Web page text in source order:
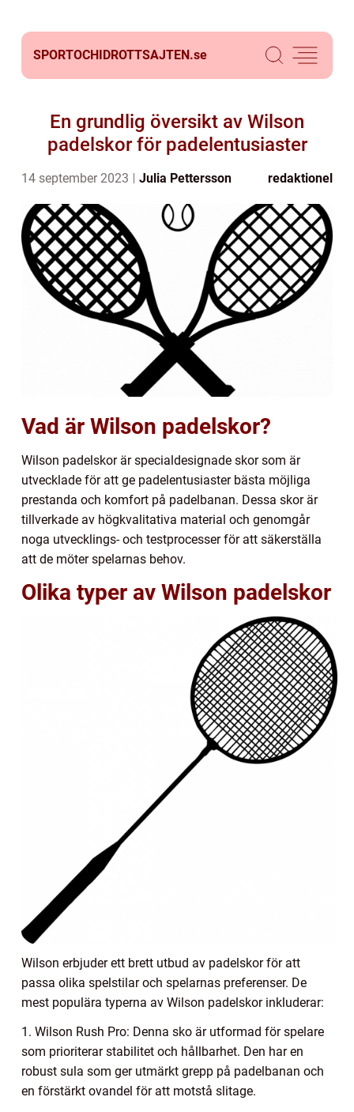
SPORTOCHIDROTTSAJTEN.se
En grundlig översikt av Wilson
padelskor för padelentusiaster
14 september 2023 Julia Pettersson redaktionel
Vad är Wilson padelskor?
Wilson padelskor är specialdesignade skor som är
utvecklade för att ge padelentusiaster bästa möjliga
prestanda och komfort på padelbanan. Dessa skor är
tillverkade av högkvalitativa material och genomgår
noga utvecklings- och testprocesser för att säkerställa
att de möter spelarnas behov.
Olika typer av Wilson padelskor
Wilson erbjuder ett brett utbud av padelskor för att
passa olika spelstilar och spelarnas preferenser. De
mest populära typerna av Wilson padelskor inkluderar:
1. Wilson Rush Pro: Denna sko är utformad för spelare
som prioriterar stabilitet och hållbarhet. Den har en
robust sula som ger utmärkt grepp på padelbanan och
en förstärkt ovandel för att motstå slitage.